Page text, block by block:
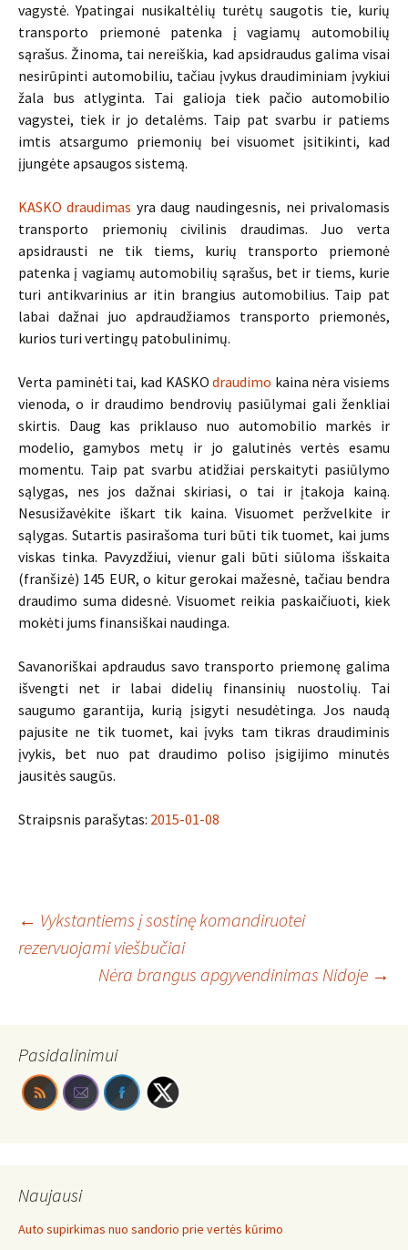
vagystė. Ypatingai nusikaltėlių turėtų saugotis tie, kurių
transporto priemonė patenka į vagiamų automobilių
sąrašus. Žinoma, tai nereiškia, kad apsidraudus galima visai
nesirūpinti automobiliu, tačiau įvykus draudiminiam įvykiui
žala bus atlyginta. Tai galioja tiek pačio automobilio
vagystei, tiek ir jo detalėms. Taip pat svarbu ir patiems
imtis atsargumo priemonių bei visuomet įsitikinti, kad
įjungėte apsaugos sistemą.
KASKO draudimas yra daug naudingesnis, nei privalomasis
transporto priemonių civilinis draudimas. Juo verta
apsidrausti ne tik tiems, kurių transporto priemonė
patenka į vagiamų automobilių sąrašus, bet ir tiems, kurie
turi antikvarinius ar itin brangius automobilius. Taip pat
labai dažnai juo apdraudžiamos transporto priemonės,
kurios turi vertingų patobulinimų.
Verta paminėti tai, kad KASKOdraudimo kaina nėra visiems
vienoda, o ir draudimo bendrovių pasiūlymai gali ženkliai
skirtis. Daug kas priklauso nuo automobilio markės ir
modelio, gamybos metų ir jo galutinės vertės esamu
momentu. Taip pat svarbu atidžiai perskaityti pasiūlymo
sąlygas, nes jos dažnai skiriasi, o tai ir įtakoja kainą.
Nesusižavėkite iškart tik kaina. Visuomet peržvelkite ir
sąlygas. Sutartis pasirašoma turi būti tik tuomet, kai jums
viskas tinka. Pavyzdžiui, vienur gali būti siūloma išskaita
(franšizė) 145 EUR, o kitur gerokai mažesnė, tačiau bendra
draudimo suma didesnė. Visuomet reikia paskaičiuoti, kiek
mokėti jums finansiškai naudinga.
Savanoriškai apdraudus savo transporto priemonę galima
išvengti net ir labai didelių finansinių nuostolių. Tai
saugumo garantija, kurią įsigyti nesudėtinga. Jos naudą
pajusite ne tik tuomet, kai įvyks tam tikras draudiminis
įvykis, bet nuo pat draudimo poliso įsigijimo minutės
jausitės saugūs.
Straipsnis parašytas: 2015-01-08
Post
navigation
← Vykstantiems į sostinę komandiruotei
rezervuojami viešbučiai
Nėra brangus apgyvendinimas Nidoje →
Pasidalinimui
Naujausi
Auto supirkimas nuo sandorio prie vertės kūrimo